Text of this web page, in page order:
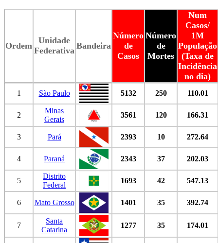
Ordem
Unidade
Federativa Bandeira
Número
de
Casos
Número
de
Mortes
Num
Casos/
1M
População
(Taxa de
Incidência
no dia)
1 São Paulo 5132 250 110.01
2
Minas
Gerais
3561 120 166.31
3 Pará 2393 10 272.64
4 Paraná 2343 37 202.03
5
Distrito
Federal
1693 42 547.13
6 Mato Grosso 1401 35 392.74
7
Santa
Catarina
1277 35 174.01